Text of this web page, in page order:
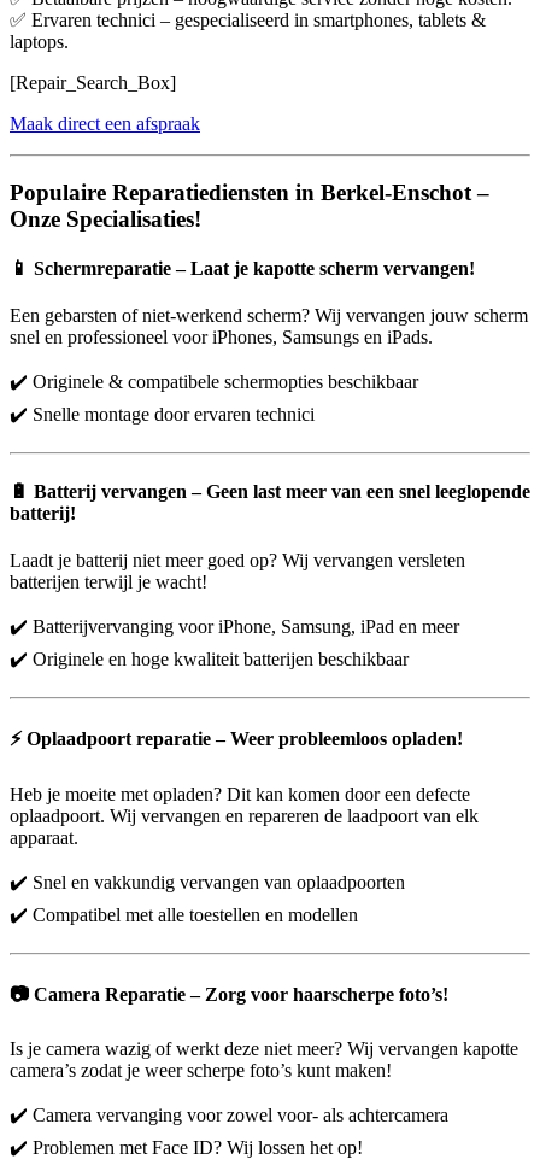
✅ Ervaren technici – gespecialiseerd in smartphones, tablets &
laptops.
[Repair_Search_Box]
Maak direct een afspraak
Populaire Reparatiediensten in Berkel-Enschot –
Onze Specialisaties!
📱 Schermreparatie – Laat je kapotte scherm vervangen!
Een gebarsten of niet-werkend scherm? Wij vervangen jouw scherm
snel en professioneel voor iPhones, Samsungs en iPads.
✔️ Originele & compatibele schermopties beschikbaar
✔️ Snelle montage door ervaren technici
🔋 Batterij vervangen – Geen last meer van een snel leeglopende
batterij!
Laadt je batterij niet meer goed op? Wij vervangen versleten
batterijen terwijl je wacht!
✔️ Batterijvervanging voor iPhone, Samsung, iPad en meer
✔️ Originele en hoge kwaliteit batterijen beschikbaar
⚡Oplaadpoort reparatie – Weer probleemloos opladen!
Heb je moeite met opladen? Dit kan komen door een defecte
oplaadpoort. Wij vervangen en repareren de laadpoort van elk
apparaat.
✔️ Snel en vakkundig vervangen van oplaadpoorten
✔️ Compatibel met alle toestellen en modellen
📷 Camera Reparatie – Zorg voor haarscherpe foto’s!
Is je camera wazig of werkt deze niet meer? Wij vervangen kapotte
camera’s zodat je weer scherpe foto’s kunt maken!
✔️ Camera vervanging voor zowel voor- als achtercamera
✔️ Problemen met Face ID? Wij lossen het op!